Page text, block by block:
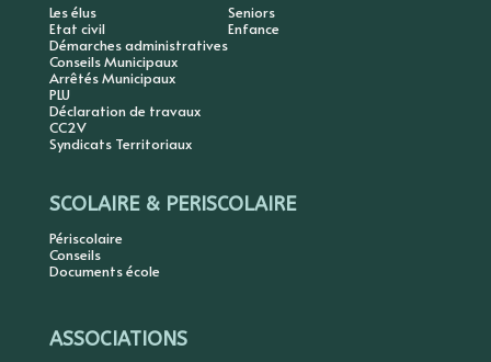
Les élus
Etat civil
Démarches administratives
Conseils Municipaux
Arrêtés Municipaux
PLU
Déclaration de travaux
CC2V
Syndicats Territoriaux
Seniors
Enfance
SCOLAIRE & PERISCOLAIRE
Périscolaire
Conseils
Documents école
ASSOCIATIONS